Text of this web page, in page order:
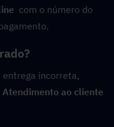
  com o número do
incorreta,
Atendimento ao cliente